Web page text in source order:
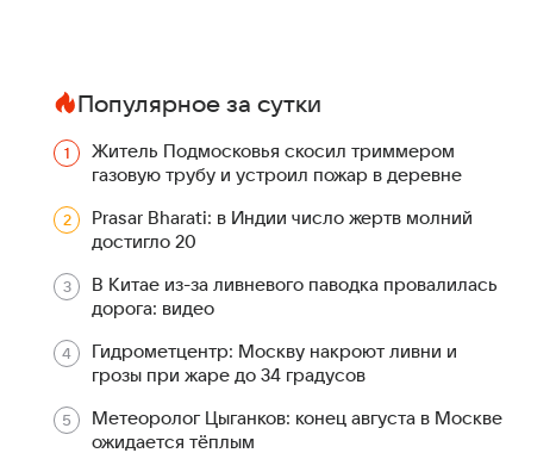
Популярное за сутки
Житель Подмосковья скосил триммером
газовую трубу и устроил пожар в деревне
Prasar Bharati: в Индии число жертв молний
достигло 20
В Китае из-за ливневого паводка провалилась
дорога: видео
Гидрометцентр: Москву накроют ливни и
грозы при жаре до 34 градусов
Метеоролог Цыганков: конец августа в Москве
ожидается тёплым